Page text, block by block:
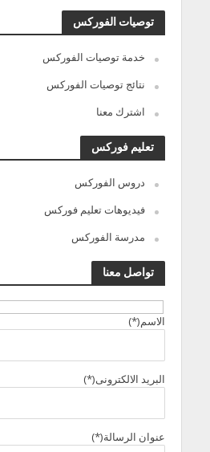
توصيات الفوركس
خدمة توصيات الفوركس
نتائج توصيات الفوركس
اشترك معنا
تعليم فوركس
دروس الفوركس
فيديوهات تعليم فوركس
مدرسة الفوركس
تواصل معنا
الاسم(*)
البريد الالكترونى(*)
عنوان الرسالة(*)